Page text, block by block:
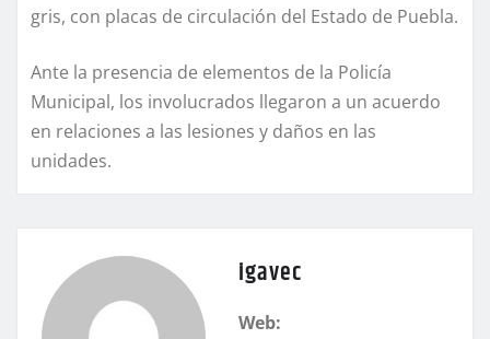
gris, con placas de circulación del Estado de Puebla.
Ante la presencia de elementos de la Policía
Municipal, los involucrados llegaron a un acuerdo
en relaciones a las lesiones y daños en las
unidades.
igavec
Web: